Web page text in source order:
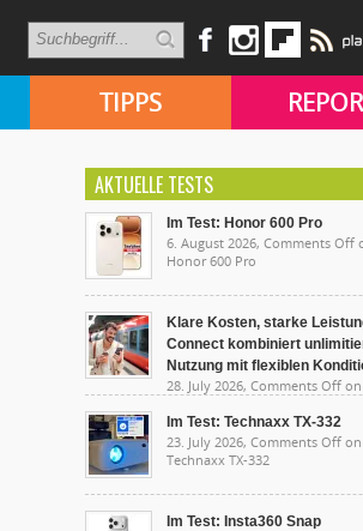
TIPPS
AKTUELLE TESTS
Im Test: Honor 600 Pro
6. August 2026, Comments Off
Honor 600 Pro
Klare Kosten, starke
Connect kombiniert
Nutzung mit flexiblen
28. July 2026, Comments Off
unlimitierte Nutzung mit flexiblen
Im Test: Technaxx TX-332
23. July 2026, Comments Off on
Technaxx TX-332
Im Test: Insta360 Snap